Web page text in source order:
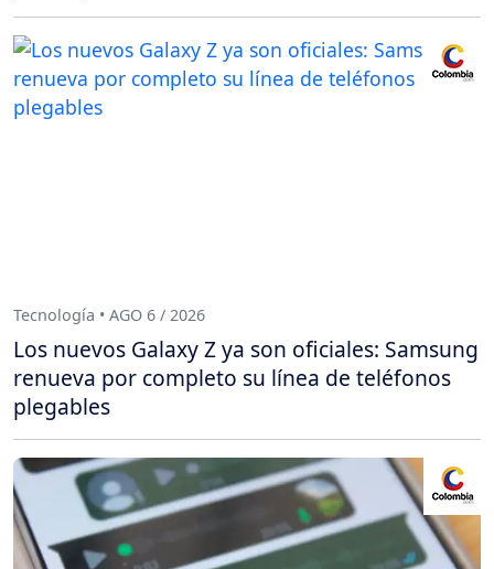
Tecnología • AGO 6 / 2026
Los nuevos Galaxy Z ya son oficiales: Samsung
renueva por completo su línea de teléfonos
plegables